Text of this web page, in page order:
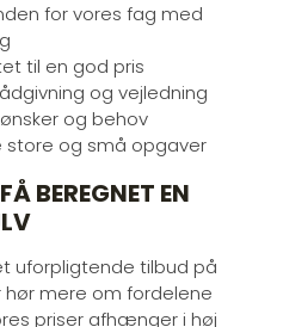
for vores fag med
til en god pris
og vejledning
og behov
store og små opgaver
BEREGNET EN
uforpligtende tilbud på
mere om fordelene
priser afhænger i høj